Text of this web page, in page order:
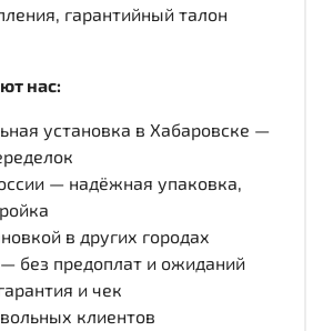
гарантийный талон
нас:
установка в Хабаровске —
— надёжная упаковка,
в других городах
без предоплат и ожиданий
и чек
клиентов